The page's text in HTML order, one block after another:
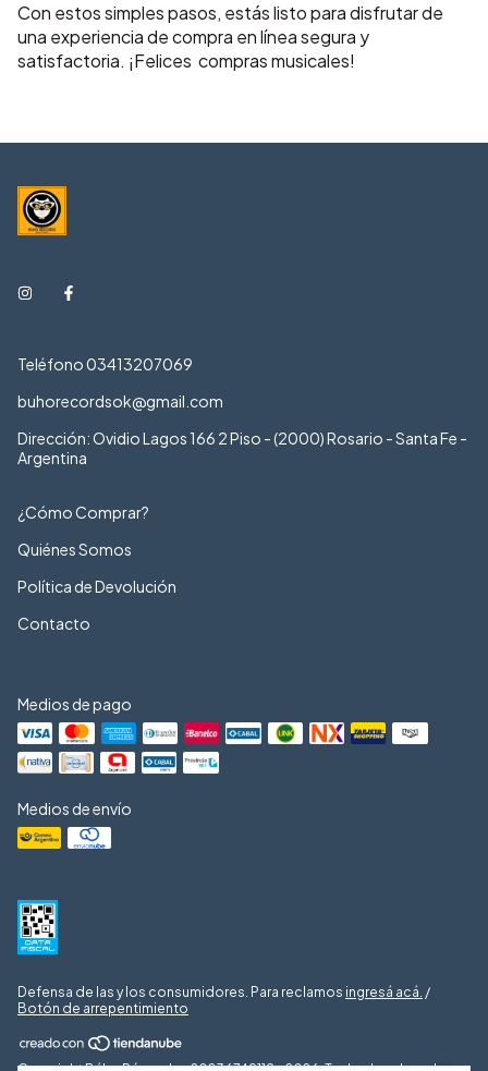
Con estos simples pasos, estás listo para disfrutar de
una experiencia de compra en línea segura y
satisfactoria. ¡Felices compras musicales!
Teléfono 03413207069
buhorecordsok@gmail.com
Dirección: Ovidio Lagos 166 2 Piso - (2000) Rosario - Santa Fe -
Argentina
¿Cómo Comprar?
Quiénes Somos
Política de Devolución
Contacto
Medios de pago
Medios de envío
Defensa de las y los consumidores. Para reclamos ingresá acá. /
Botón de arrepentimiento